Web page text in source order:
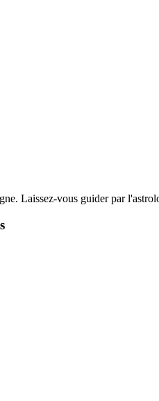
Laissez-vous guider par